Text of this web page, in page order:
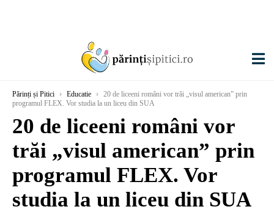
Părinți și Pitici › Educatie ›
20 de liceeni români vor trăi „visul american” prin
programul FLEX. Vor studia la un liceu din SUA
20 de liceeni români vor
trăi „visul american” prin
programul FLEX. Vor
studia la un liceu din SUA